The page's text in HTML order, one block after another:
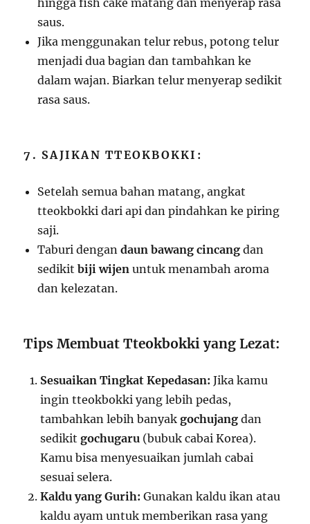
hingga fish cake matang dan menyerap rasa
saus.
Jika menggunakan telur rebus, potong telur
menjadi dua bagian dan tambahkan ke
dalam wajan. Biarkan telur menyerap sedikit
rasa saus.
7. SAJIKAN TTEOKBOKKI:
Setelah semua bahan matang, angkat
tteokbokki dari api dan pindahkan ke piring
saji.
Taburi dengandaun bawang cincang dan
sedikitbiji wijen untuk menambah aroma
dan kelezatan.
Tips Membuat Tteokbokki yang Lezat:
Sesuaikan Tingkat Kepedasan: Jika kamu
ingin tteokbokki yang lebih pedas,
tambahkan lebih banyakgochujang dan
sedikitgochugaru (bubuk cabai Korea).
Kamu bisa menyesuaikan jumlah cabai
sesuai selera.
Kaldu yang Gurih: Gunakan kaldu ikan atau
kaldu ayam untuk memberikan rasa yang